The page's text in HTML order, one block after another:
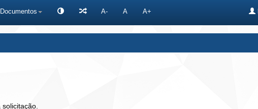
Documentos A- A A+